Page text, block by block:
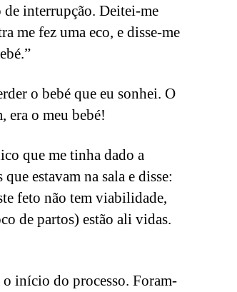
de interrupção. Deitei-me
me fez uma eco, e disse-me
o bebé que eu sonhei. O
era o meu bebé!
que me tinha dado a
estavam na sala e disse:
feto não tem viabilidade,
de partos) estão ali vidas.
início do processo. Foram-